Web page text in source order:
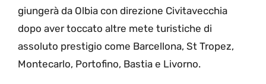
giungerà da Olbia con direzione Civitavecchia
dopo aver toccato altre mete turistiche di
assoluto prestigio come Barcellona, St Tropez,
Montecarlo, Portofino, Bastia e Livorno.